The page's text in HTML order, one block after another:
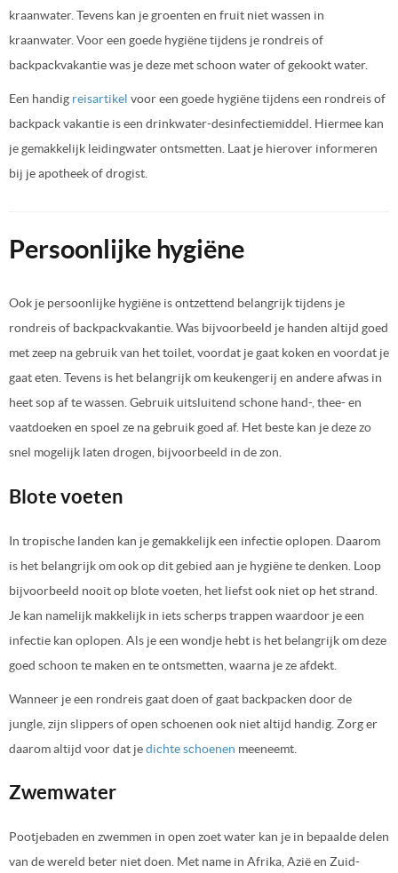
kraanwater. Tevens kan je groenten en fruit niet wassen in
kraanwater. Voor een goede hygiëne tijdens je rondreis of
backpackvakantie was je deze met schoon water of gekookt water.
Een handig reisartikel voor een goede hygiëne tijdens een rondreis of
backpack vakantie is een drinkwater-desinfectiemiddel. Hiermee kan
je gemakkelijk leidingwater ontsmetten. Laat je hierover informeren
bij je apotheek of drogist.
Persoonlijke hygiëne
Ook je persoonlijke hygiëne is ontzettend belangrijk tijdens je
rondreis of backpackvakantie. Was bijvoorbeeld je handen altijd goed
met zeep na gebruik van het toilet, voordat je gaat koken en voordat je
gaat eten. Tevens is het belangrijk om keukengerij en andere afwas in
heet sop af te wassen. Gebruik uitsluitend schone hand-, thee- en
vaatdoeken en spoel ze na gebruik goed af. Het beste kan je deze zo
snel mogelijk laten drogen, bijvoorbeeld in de zon.
Blote voeten
In tropische landen kan je gemakkelijk een infectie oplopen. Daarom
is het belangrijk om ook op dit gebied aan je hygiëne te denken. Loop
bijvoorbeeld nooit op blote voeten, het liefst ook niet op het strand.
Je kan namelijk makkelijk in iets scherps trappen waardoor je een
infectie kan oplopen. Als je een wondje hebt is het belangrijk om deze
goed schoon te maken en te ontsmetten, waarna je ze afdekt.
Wanneer je een rondreis gaat doen of gaat backpacken door de
jungle, zijn slippers of open schoenen ook niet altijd handig. Zorg er
daarom altijd voor dat jedichte schoenen meeneemt.
Zwemwater
Pootjebaden en zwemmen in open zoet water kan je in bepaalde delen
van de wereld beter niet doen. Met name in Afrika, Azië en Zuid-